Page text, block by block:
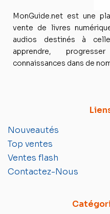
MonGuide.net est une
vente de livres
audios destinés à
apprendre,
connaissances dans de
Nouveautés
Top ventes
Ventes flash
Contactez-Nous